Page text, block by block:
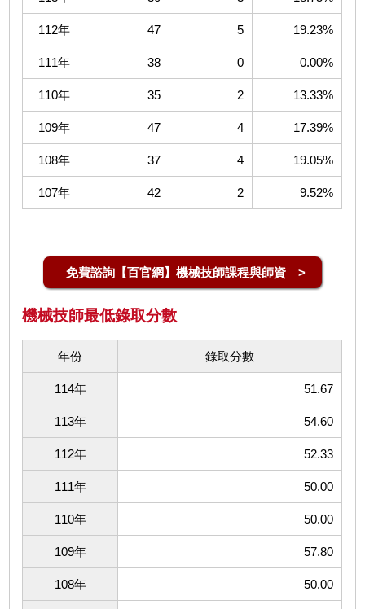
112年 47 5 19.23%
111年 38 0 0.00%
110年 35 2 13.33%
109年 47 4 17.39%
108年 37 4 19.05%
107年 42 2 9.52%
免費諮詢【百官網】機械技師課程與師資 >
機械技師最低錄取分數
年份 錄取分數
114年 51.67
113年 54.60
112年 52.33
111年 50.00
110年 50.00
109年 57.80
108年 50.00